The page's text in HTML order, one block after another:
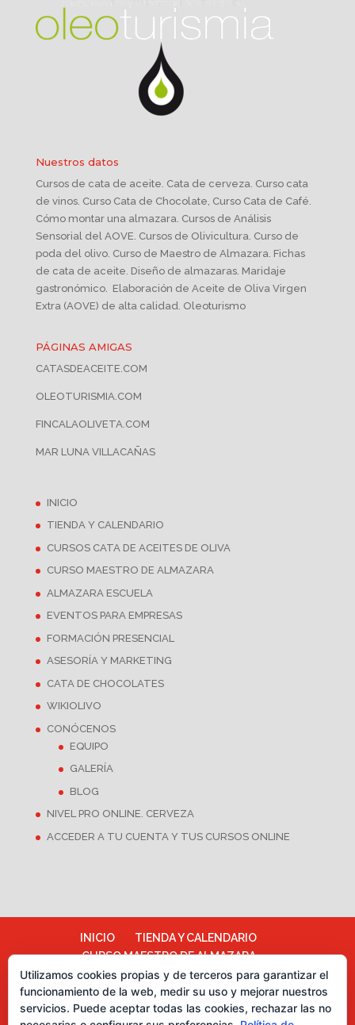
Nuestros datos
Cursos de cata de aceite. Cata de cerveza. Curso cata
de vinos. Curso Cata de Chocolate, Curso Cata de Café.
Cómo montar una almazara. Cursos de Análisis
Sensorial del AOVE. Cursos de Olivicultura. Curso de
poda del olivo. Curso de Maestro de Almazara. Fichas
de cata de aceite. Diseño de almazaras. Maridaje
gastronómico. Elaboración de Aceite de Oliva Virgen
Extra (AOVE) de alta calidad. Oleoturismo
PÁGINAS AMIGAS
CATASDEACEITE.COM
OLEOTURISMIA.COM
FINCALAOLIVETA.COM
MAR LUNA VILLACAÑAS
INICIO
TIENDA Y CALENDARIO
CURSOS CATA DE ACEITES DE OLIVA
CURSO MAESTRO DE ALMAZARA
ALMAZARA ESCUELA
EVENTOS PARA EMPRESAS
FORMACIÓN PRESENCIAL
ASESORÍA Y MARKETING
CATA DE CHOCOLATES
WIKIOLIVO
CONÓCENOS
EQUIPO
GALERÍA
BLOG
NIVEL PRO ONLINE. CERVEZA
ACCEDER A TU CUENTA Y TUS CURSOS ONLINE
INICIO
TIENDA Y CALENDARIO
CURSO MAESTRO DE ALMAZARA
ALMAZARA ESCUELA
TÉRMINOS Y CONDICIONES
Más información sobre las cookies
Utilizamos cookies propias y de terceros para garantizar el
funcionamiento de la web, medir su uso y mejorar nuestros
servicios. Puede aceptar todas las cookies, rechazar las no